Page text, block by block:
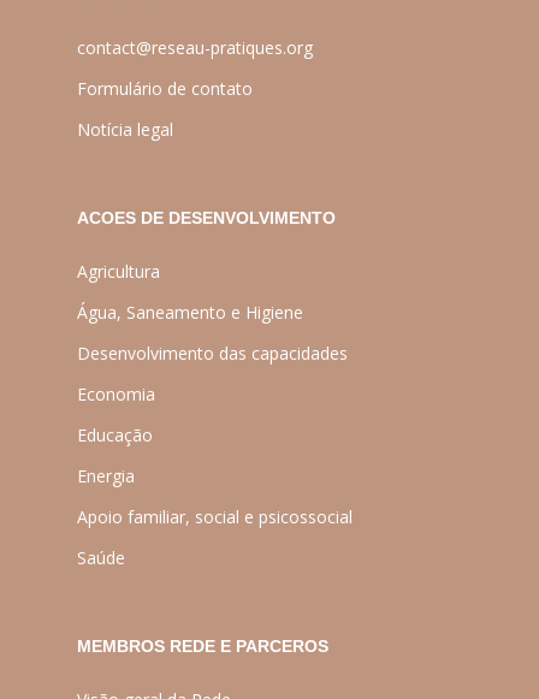
contact@reseau-pratiques.org
Formulário de contato
Notícia legal
ACOES DE DESENVOLVIMENTO
Agricultura
Água, Saneamento e Higiene
Desenvolvimento das capacidades
Economia
Educação
Energia
Apoio familiar, social e psicossocial
Saúde
MEMBROS REDE E PARCEROS